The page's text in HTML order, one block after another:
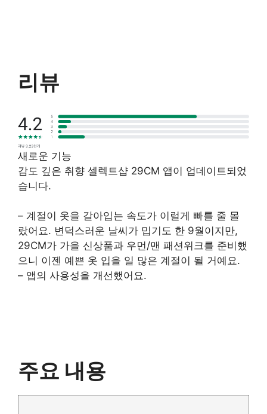
리뷰
새로운 기능
감도 깊은 취향 셀렉트샵 29CM 앱이 업데이트되었
습니다.
– 계절이 옷을 갈아입는 속도가 이럴게 빠를 줄 몰
랐어요. 변덕스러운 날씨가 밉기도 한 9월이지만,
29CM가 가을 신상품과 우먼/맨 패션위크를 준비했
으니 이젠 예쁜 옷 입을 일 많은 계절이 될 거예요.
– 앱의 사용성을 개선했어요.
주요 내용